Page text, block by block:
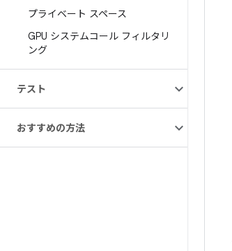
プライベート スペース
GPU システムコール フィルタリ
ング
テスト
おすすめの方法